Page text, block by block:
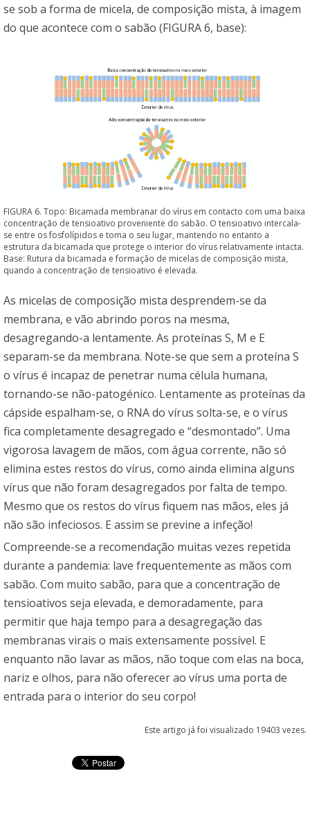
se sob a forma de micela, de composição mista, à imagem
do que acontece com o sabão (FIGURA 6, base):
FIGURA 6. Topo: Bicamada membranar do vírus em contacto com uma baixa
concentração de tensioativo proveniente do sabão. O tensioativo intercala-
se entre os fosfolípidos e toma o seu lugar, mantendo no entanto a
estrutura da bicamada que protege o interior do vírus relativamente intacta.
Base: Rutura da bicamada e formação de micelas de composição mista,
quando a concentração de tensioativo é elevada.
As micelas de composição mista desprendem-se da
membrana, e vão abrindo poros na mesma,
desagregando-a lentamente. As proteínas S, M e E
separam-se da membrana. Note-se que sem a proteína S
o vírus é incapaz de penetrar numa célula humana,
tornando-se não-patogénico. Lentamente as proteínas da
cápside espalham-se, o RNA do vírus solta-se, e o vírus
fica completamente desagregado e “desmontado”. Uma
vigorosa lavagem de mãos, com água corrente, não só
elimina estes restos do vírus, como ainda elimina alguns
vírus que não foram desagregados por falta de tempo.
Mesmo que os restos do vírus fiquem nas mãos, eles já
não são infeciosos. E assim se previne a infeção!
Compreende-se a recomendação muitas vezes repetida
durante a pandemia: lave frequentemente as mãos com
sabão. Com muito sabão, para que a concentração de
tensioativos seja elevada, e demoradamente, para
permitir que haja tempo para a desagregação das
membranas virais o mais extensamente possível. E
enquanto não lavar as mãos, não toque com elas na boca,
nariz e olhos, para não oferecer ao vírus uma porta de
entrada para o interior do seu corpo!
Este artigo já foi visualizado 19403 vezes.